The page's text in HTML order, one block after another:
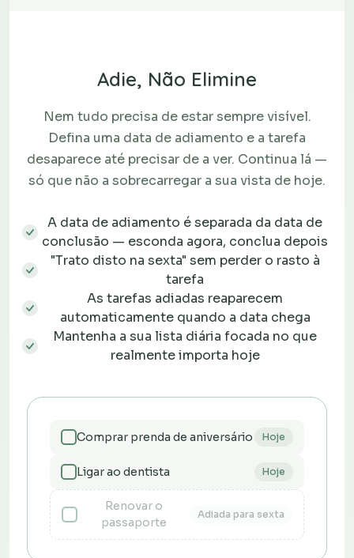
Adie, Não Elimine
Nem tudo precisa de estar sempre visível.
Defina uma data de adiamento e a tarefa
desaparece até precisar de a ver. Continua lá —
só que não a sobrecarregar a sua vista de hoje.
A data de adiamento é separada da data de
conclusão — esconda agora, conclua depois
"Trato disto na sexta" sem perder o rasto à
tarefa
As tarefas adiadas reaparecem
automaticamente quando a data chega
Mantenha a sua lista diária focada no que
realmente importa hoje
Comprar prenda de aniversário Hoje
Ligar ao dentista Hoje
Renovar o
passaporte
Adiada para sexta